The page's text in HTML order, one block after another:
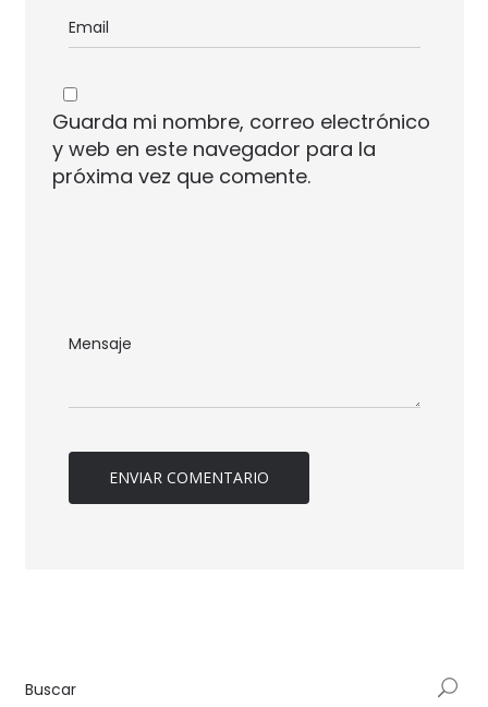
Guarda mi nombre, correo electrónico
y web en este navegador para la
próxima vez que comente.